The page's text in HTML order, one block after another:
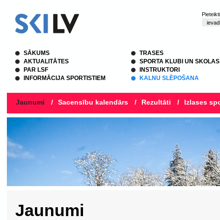
SĀKUMS
AKTUALITĀTES
PAR LSF
INFORMĀCIJA SPORTISTIEM
TRASES
SPORTA KLUBI UN SKOLAS
INSTRUKTORI
KALNU SLĒPOŠANA
Jaunumi / Sacensību kalendārs / Rezultāti / Izlases
Jaunumi